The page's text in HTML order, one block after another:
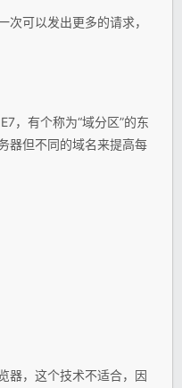
可以发出更多的请求，
，有个称为“域分区”的东
器但不同的域名来提高每
器，这个技术不适合，因